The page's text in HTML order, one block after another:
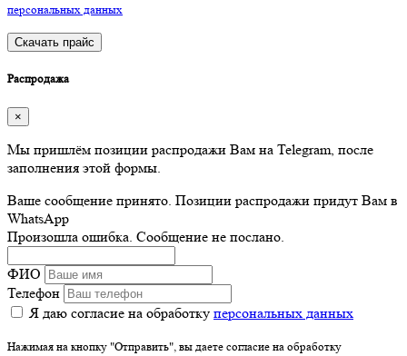
персональных данных
Скачать прайс
Распродажа
×
Мы пришлём позиции распродажи Вам на Telegram, после
заполнения этой формы.
Ваше сообщение принято. Позиции распродажи придут Вам в
WhatsApp
Произошла ошибка. Сообщение не послано.
ФИО
Телефон
Я даю согласие на обработку персональных данных
Нажимая на кнопку "Отправить", вы даете согласие на обработку